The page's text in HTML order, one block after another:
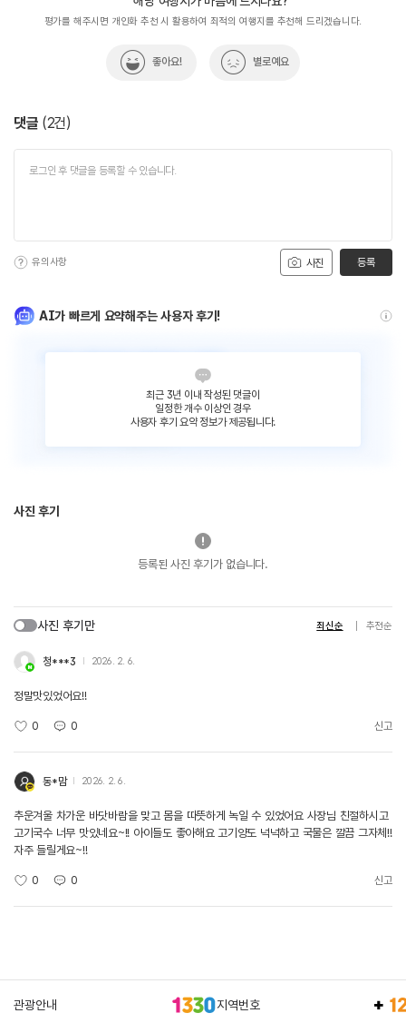
평가를 해주시면 개인화 추천 시 활용하여 최적의 여행지를 추천해 드리겠습니다.
좋아요! 별로예요
댓글 (2건)
사진
유의사항 등록
AI가 빠르게 요약해주는 사용자 후기!
최근 3년 이내 작성된 댓글이
일정한 개수 이상인 경우
사용자 후기 요약 정보가 제공됩니다.
사진 후기
등록된 사진 후기가 없습니다.
사진 후기만 최신순 추천순
청***3 2026. 2. 6.
정말맛있었어요!!
0 0 신고
동*맘 2026. 2. 6.
추운겨울 차가운 바닷바람을 맞고 몸을 따뜻하게 녹일 수 있었어요 사장님 친절하시고
고기국수 너무 맛있네요~!! 아이들도 좋아해요 고기양도 넉넉하고 국물은 깔끔 그자체!!
자주 들릴게요~!!
0 0 신고
관광안내 지역번호